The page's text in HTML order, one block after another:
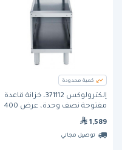
كمية محدودة
إلكترولوكس 371112، خزانة قاعدة
مفتوحة نصف وحدة، عرض 400
1,589
توصيل مجاني